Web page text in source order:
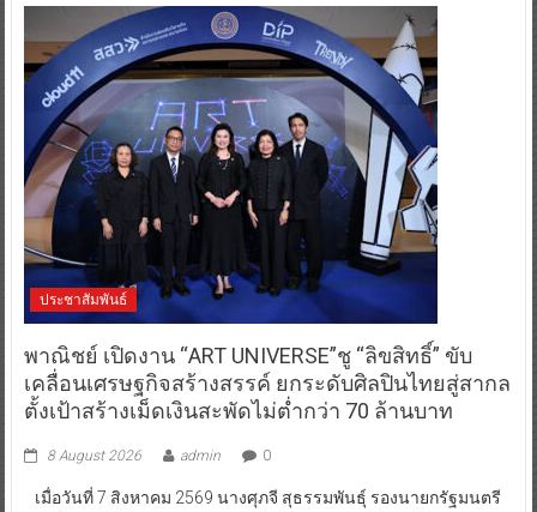
ประชาสัมพันธ์
พาณิชย์ เปิดงาน “ART UNIVERSE”ชู “ลิขสิทธิ์” ขับ
เคลื่อนเศรษฐกิจสร้างสรรค์ ยกระดับศิลปินไทยสู่สากล
ตั้งเป้าสร้างเม็ดเงินสะพัดไม่ต่ำกว่า 70 ล้านบาท
8 August 2026 admin 0
เมื่อวันที่ 7 สิงหาคม 2569 นางศุภจี สุธรรมพันธุ์ รองนายกรัฐมนตรี